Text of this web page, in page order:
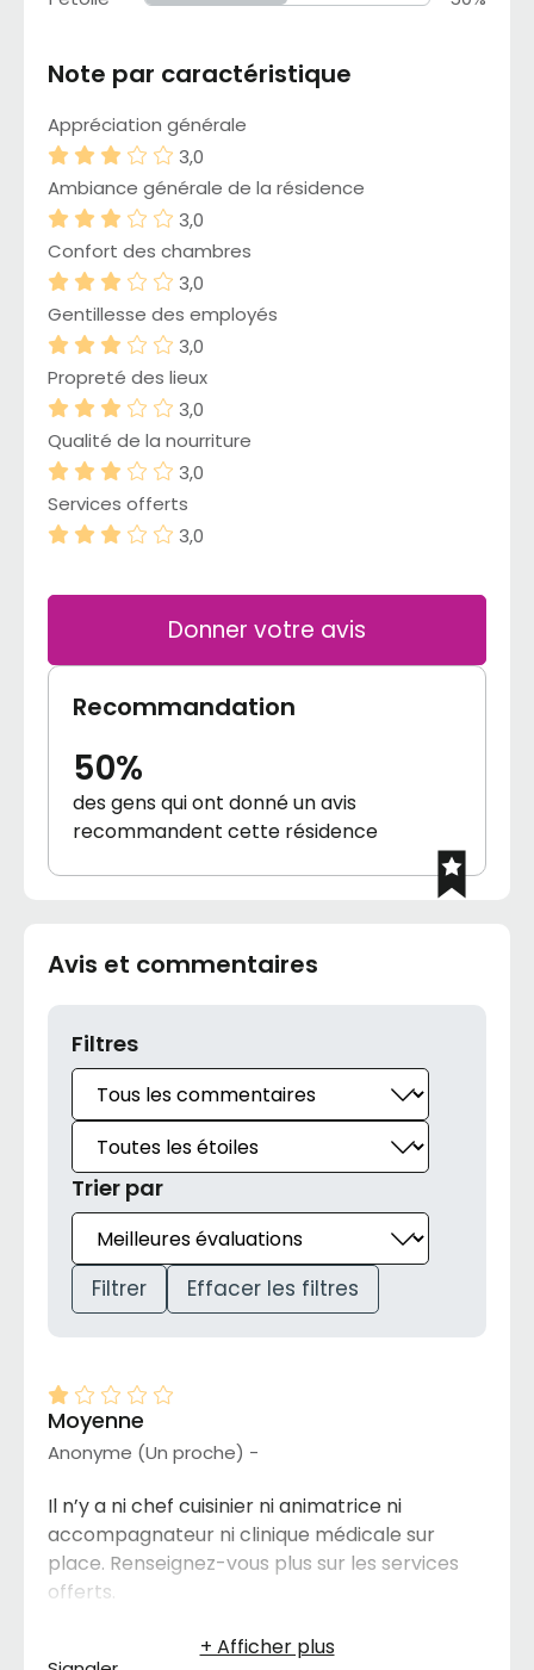
Note par caractéristique
Appréciation générale
3,0
Ambiance générale de la résidence
3,0
Confort des chambres
3,0
Gentillesse des employés
3,0
Propreté des lieux
3,0
Qualité de la nourriture
3,0
Services offerts
3,0
Donner votre avis
Recommandation
50%
des gens qui ont donné un avis
recommandent cette résidence
Avis et commentaires
Filtres
Trier par
Filtrer Effacer les filtres
Moyenne
Anonyme (Un proche) -
Il n’y a ni chef cuisinier ni animatrice ni
accompagnateur ni clinique médicale sur
place. Renseignez-vous plus sur les services
offerts.